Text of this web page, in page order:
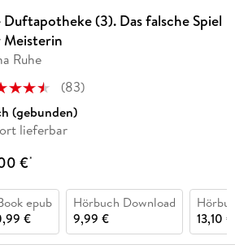
Duftapotheke (3). Das falsche Spiel
Meisterin
Ruhe
(83)
(gebunden)
lieferbar
€*
epub
€
Hörbuch Download
9,99 €
13,10 €